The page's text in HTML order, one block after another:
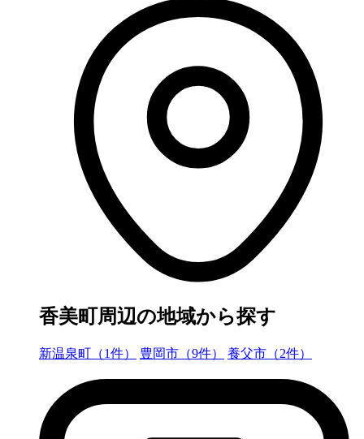
香美町周辺の地域から探す
新温泉町（1件） 豊岡市（9件） 養父市（2件）